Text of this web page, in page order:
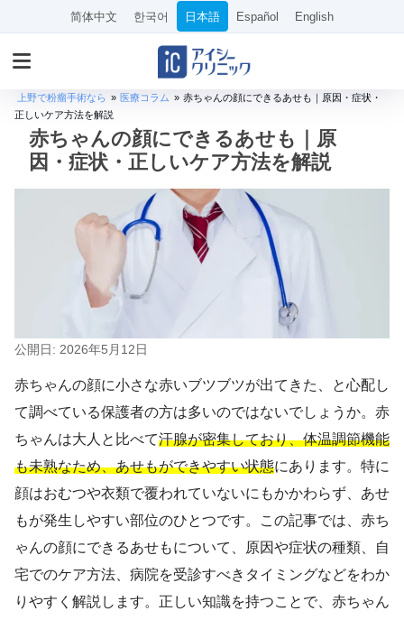
简体中文 한국어 日本語 Español English
上野で粉瘤手術なら » 医療コラム » 赤ちゃんの顔にできるあせも｜原因・症状・
正しいケア方法を解説
赤ちゃんの顔にできるあせも｜原
因・症状・正しいケア方法を解説
公開日: 2026年5月12日
赤ちゃんの顔に小さな赤いブツブツが出てきた、と心配し
て調べている保護者の方は多いのではないでしょうか。赤
ちゃんは大人と比べて汗腺が密集しており、体温調節機能
も未熟なため、あせもができやすい状態にあります。特に
顔はおむつや衣類で覆われていないにもかかわらず、あせ
もが発生しやすい部位のひとつです。この記事では、赤ち
ゃんの顔にできるあせもについて、原因や症状の種類、自
宅でのケア方法、病院を受診すべきタイミングなどをわか
りやすく解説します。正しい知識を持つことで、赤ちゃん